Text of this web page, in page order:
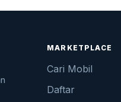
MARKETPLACE
Cari Mobil
Daftar